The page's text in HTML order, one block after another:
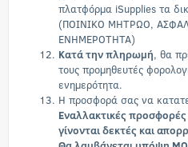
πλατφόρμα iSupplies τα
(ΠΟΙΝΙΚΟ ΜΗΤΡΩΟ,
ΕΝΗΜΕΡΟΤΗΤΑ)
Κατά την πληρωμή, θα
τους προμηθευτές
ενημερότητα.
Η προσφορά σας να
Εναλλακτικές
γίνονται δεκτές και